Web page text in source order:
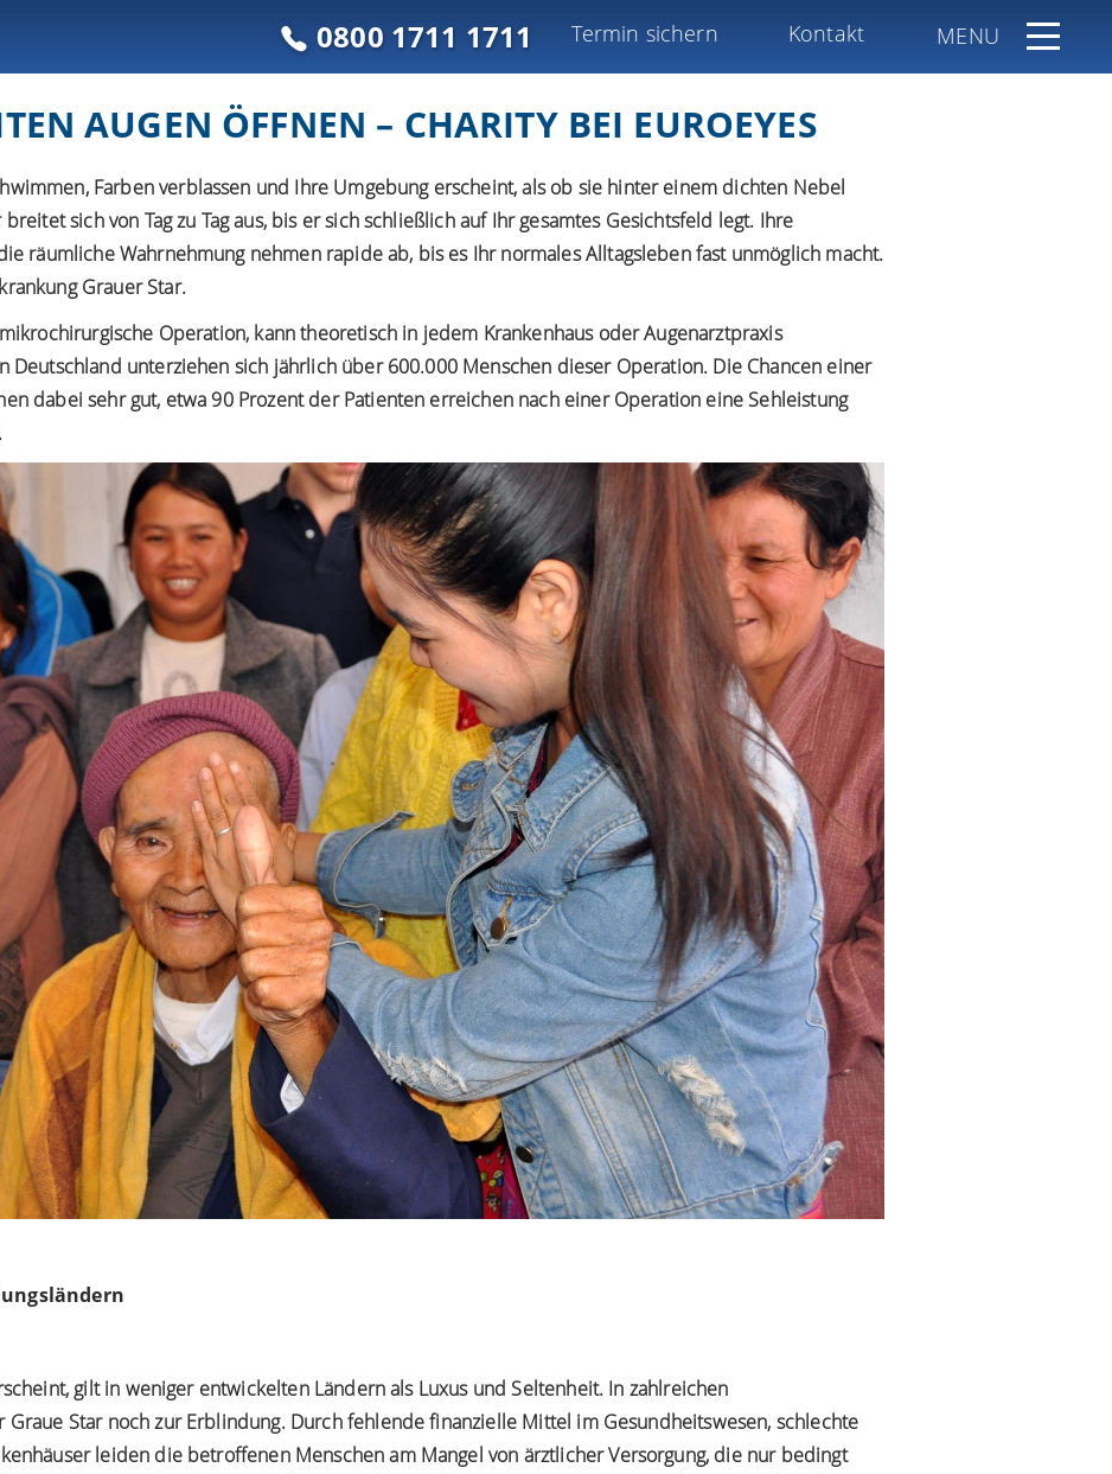
0800 1711 1711 Termin sichern Kontakt MENU
AUGEN ÖFFNEN – CHARITY BEI EUROEYES
Farben verblassen und Ihre Umgebung erscheint, als ob sie hinter einem dichten Nebel
sich von Tag zu Tag aus, bis er sich schließlich auf Ihr gesamtes Gesichtsfeld legt. Ihre
räumliche Wahrnehmung nehmen rapide ab, bis es Ihr normales Alltagsleben fast unmöglich macht.
Grauer Star.
Operation, kann theoretisch in jedem Krankenhaus oder Augenarztpraxis
Deutschland unterziehen sich jährlich über 600.000 Menschen dieser Operation. Die Chancen einer
dabei sehr gut, etwa 90 Prozent der Patienten erreichen nach einer Operation eine Sehleistung
gilt in weniger entwickelten Ländern als Luxus und Seltenheit. In zahlreichen
Star noch zur Erblindung. Durch fehlende finanzielle Mittel im Gesundheitswesen, schlechte
leiden die betroffenen Menschen am Mangel von ärztlicher Versorgung, die nur bedingt